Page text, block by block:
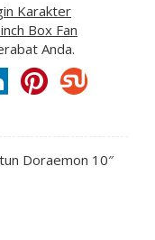
Karakter
Box Fan
Anda.
Doraemon 10″